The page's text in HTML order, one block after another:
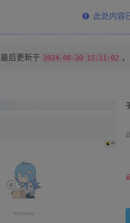
此处内容
后更新于 2024-08-20 15:11:02